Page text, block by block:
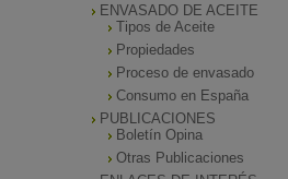
ENVASADO DE ACEITE
Tipos de Aceite
Propiedades
Proceso de envasado
Consumo en España
PUBLICACIONES
Boletín Opina
Otras Publicaciones